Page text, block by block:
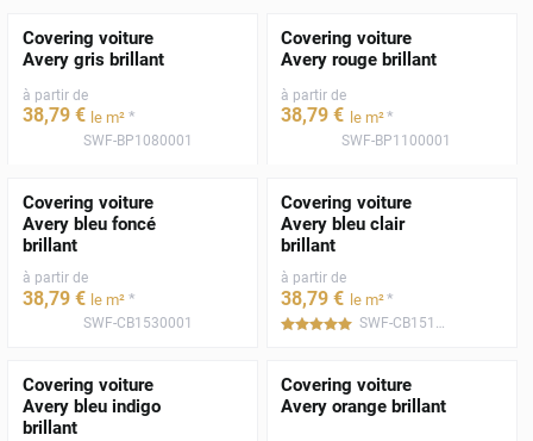
Covering voiture
Avery gris brillant
à partir de
38,79 € le m² *
SWF-BP1080001
Covering voiture
Avery rouge brillant
à partir de
38,79 € le m²*
SWF-BP1100001
Covering voiture
Avery bleu foncé
brillant
à partir de
38,79 € le m² *
SWF-CB1530001
Covering voiture
Avery bleu clair
brillant
à partir de
38,79 € le m²*
***** SWF-CB1510001
Covering voiture
Avery bleu indigo
brillant
Covering voiture
Avery orange brillant